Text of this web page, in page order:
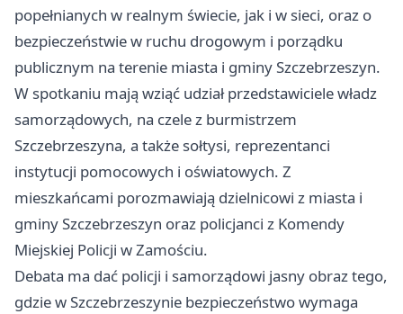
popełnianych w realnym świecie, jak i w sieci, oraz o
bezpieczeństwie w ruchu drogowym i porządku
publicznym na terenie miasta i gminy Szczebrzeszyn.
W spotkaniu mają wziąć udział przedstawiciele władz
samorządowych, na czele z burmistrzem
Szczebrzeszyna, a także sołtysi, reprezentanci
instytucji pomocowych i oświatowych. Z
mieszkańcami porozmawiają dzielnicowi z miasta i
gminy Szczebrzeszyn oraz policjanci z Komendy
Miejskiej Policji w Zamościu.
Debata ma dać policji i samorządowi jasny obraz tego,
gdzie w Szczebrzeszynie bezpieczeństwo wymaga